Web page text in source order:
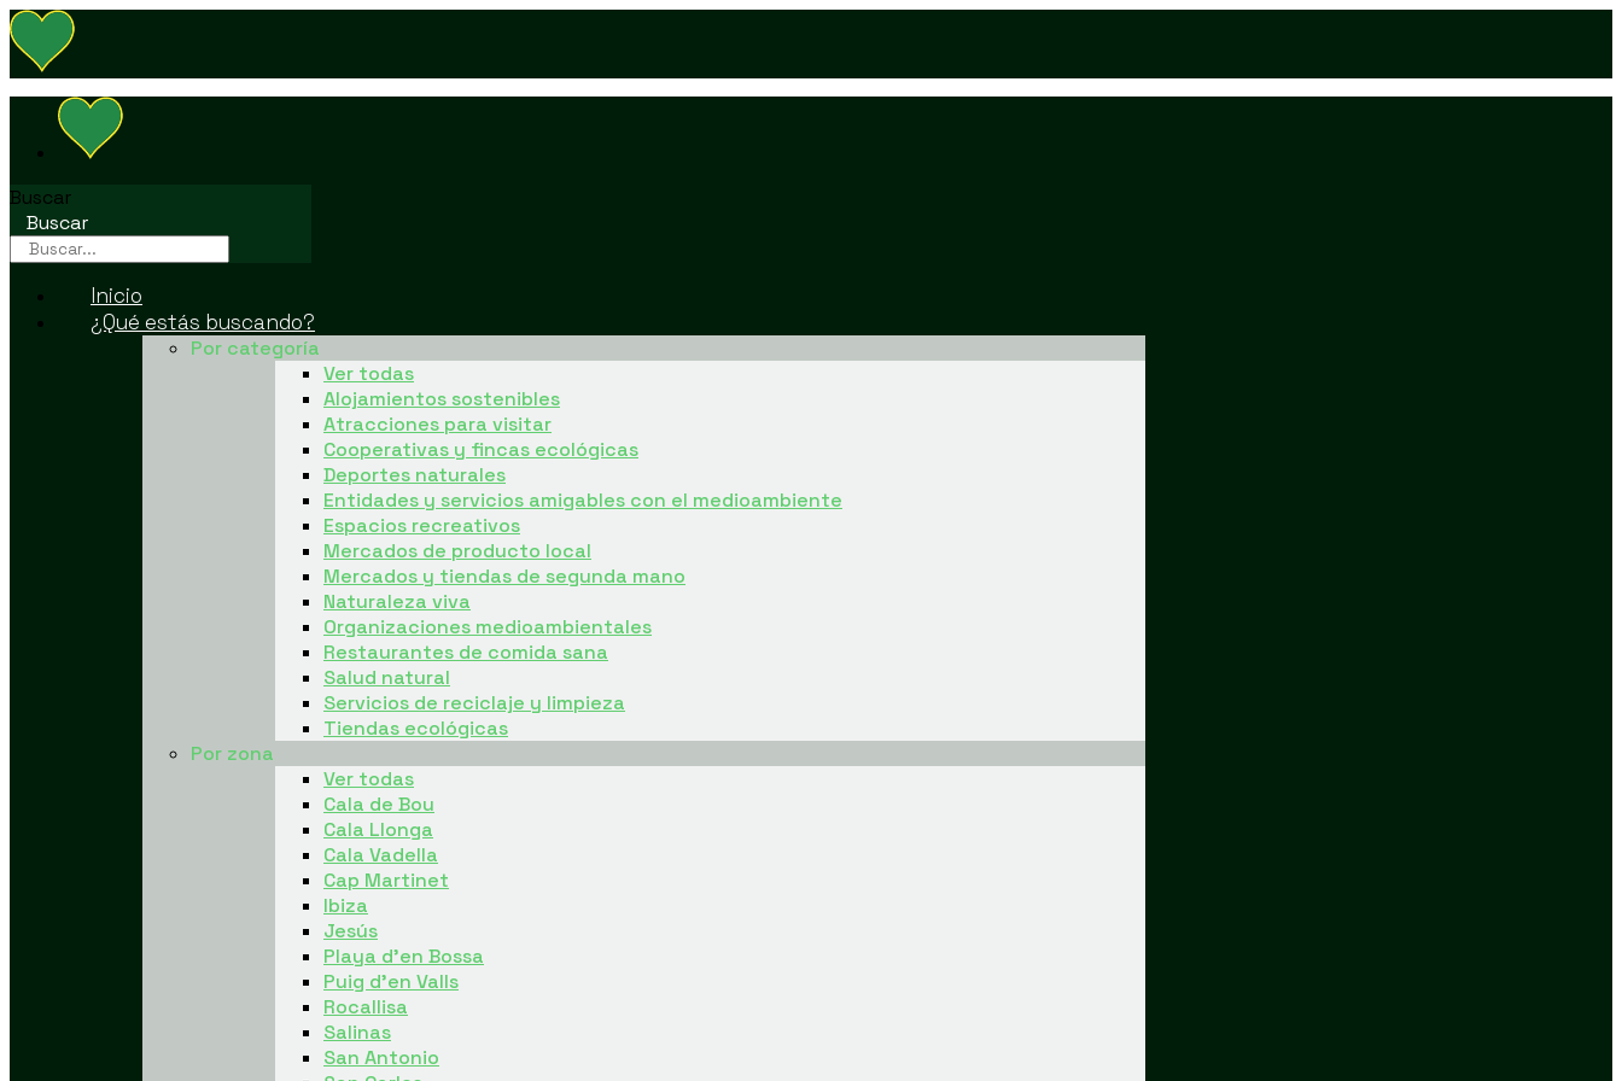
Buscar
Buscar
Inicio
¿Qué estás buscando?
Por categoría
Ver todas
Alojamientos sostenibles
Atracciones para visitar
Cooperativas y fincas ecológicas
Deportes naturales
Entidades y servicios amigables con el medioambiente
Espacios recreativos
Mercados de producto local
Mercados y tiendas de segunda mano
Naturaleza viva
Organizaciones medioambientales
Restaurantes de comida sana
Salud natural
Servicios de reciclaje y limpieza
Tiendas ecológicas
Por zona
Ver todas
Cala de Bou
Cala Llonga
Cala Vadella
Cap Martinet
Ibiza
Jesús
Playa d’en Bossa
Puig d’en Valls
Rocallisa
Salinas
San Antonio